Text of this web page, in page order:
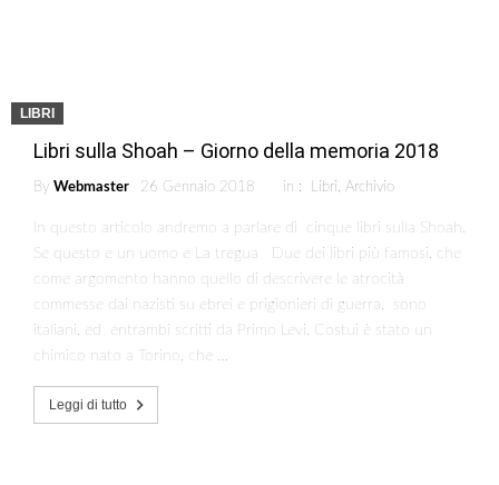
LIBRI
Libri sulla Shoah – Giorno della memoria 2018
By Webmaster 26 Gennaio 2018 in : Libri, Archivio
In questo articolo andremo a parlare di cinque libri sulla Shoah.
Se questo e un uomo e La tregua Due dei libri più famosi, che
come argomento hanno quello di descrivere le atrocità
commesse dai nazisti su ebrei e prigionieri di guerra, sono
italiani, ed entrambi scritti da Primo Levi. Costui è stato un
chimico nato a Torino, che …
Leggi di tutto